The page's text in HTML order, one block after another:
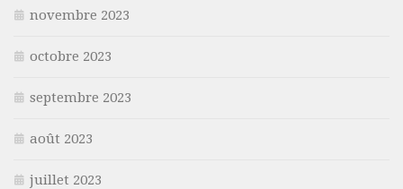
novembre 2023
octobre 2023
septembre 2023
août 2023
juillet 2023